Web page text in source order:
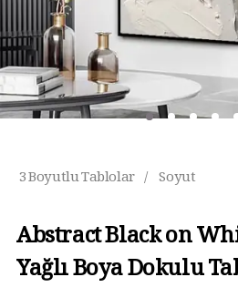
3 Boyutlu Tablolar / Soyut
Abstract Black on
Yağlı Boya Dokulu